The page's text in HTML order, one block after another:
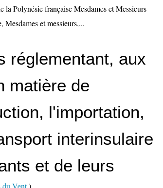
la Polynésie française Mesdames et Messieurs
et messieurs,...
réglementant, aux
matière de
l'importation,
interinsulaire
et de leurs
du Vent)